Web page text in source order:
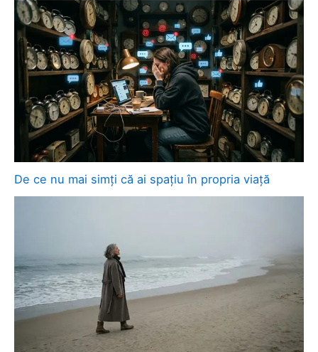
De ce nu mai simți că ai spațiu în propria viață